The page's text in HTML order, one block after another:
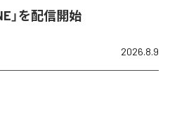
」を配信開始
2026.8.9